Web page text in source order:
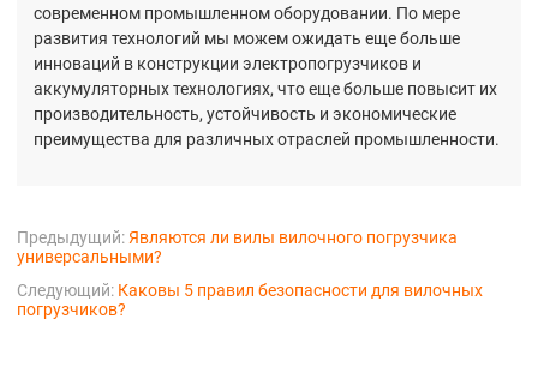
современном промышленном оборудовании. По мере
развития технологий мы можем ожидать еще больше
инноваций в конструкции электропогрузчиков и
аккумуляторных технологиях, что еще больше повысит их
производительность, устойчивость и экономические
преимущества для различных отраслей промышленности.
Предыдущий:Являются ли вилы вилочного погрузчика
универсальными?
Следующий: Каковы 5 правил безопасности для вилочных
погрузчиков?